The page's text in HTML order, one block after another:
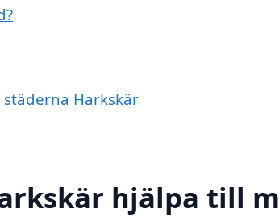
Harkskär
hjälpa till